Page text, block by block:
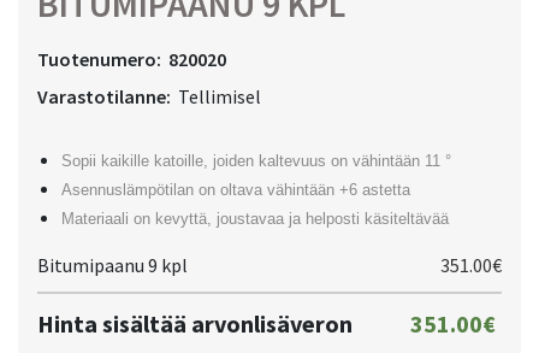
Tuotenumero: 820020
Varastotilanne: Tellimisel
Sopii kaikille katoille, joiden kaltevuus on vähintään 11 °
Asennuslämpötilan on oltava vähintään +6 astetta
Materiaali on kevyttä, joustavaa ja helposti käsiteltävää
Bitumipaanu 9 kpl 351.00€
Hinta sisältää arvonlisäveron 351.00€